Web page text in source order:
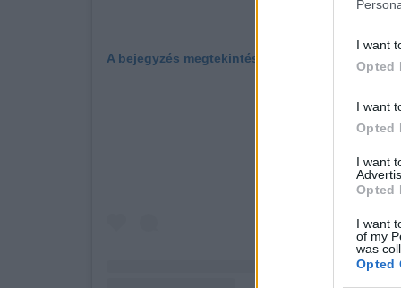
I want
Opted
I want
Opted
I want
Opted
I want
of my
was
Opted
A bejegyzés megtekintése az Instagramon